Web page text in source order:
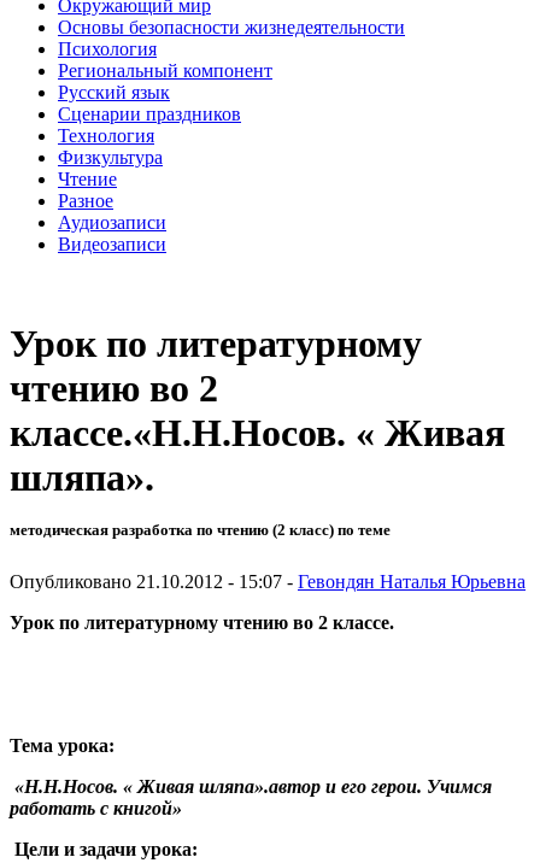
Окружающий мир
Основы безопасности жизнедеятельности
Психология
Региональный компонент
Русский язык
Сценарии праздников
Технология
Физкультура
Чтение
Разное
Аудиозаписи
Видеозаписи
Урок по литературному
чтению во 2
классе.«Н.Н.Носов. « Живая
шляпа».
методическая разработка по чтению (2 класс) по теме
Опубликовано 21.10.2012 - 15:07 - Гевондян Наталья Юрьевна
Урок по литературному чтению во 2 классе.
Тема урока:
«Н.Н.Носов. « Живая шляпа».автор и его герои. Учимся
работать с книгой»
Цели и задачи урока: